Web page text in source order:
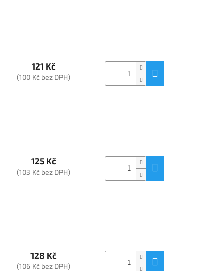
121 Kč
(100 Kč bez DPH)
125 Kč
(103 Kč bez DPH)
128 Kč
(106 Kč bez DPH)